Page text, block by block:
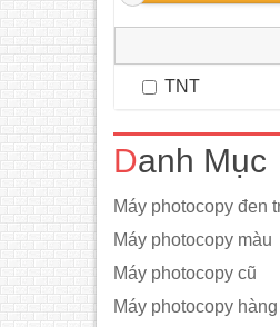
TNT
Danh Mục
Máy photocopy đen
Máy photocopy màu
Máy photocopy cũ
Máy photocopy